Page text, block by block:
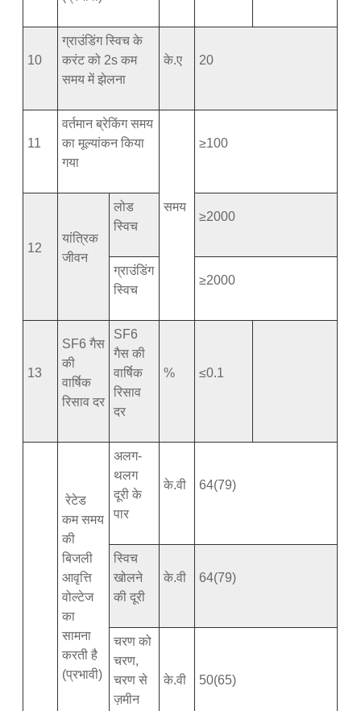
10
ग्राउंडिंग स्विच के
करंट को 2s कम
समय में झेलना
के.ए 20
11
वर्तमान ब्रेकिंग समय
का मूल्यांकन किया
गया
समय
≥100
12
यांत्रिक
जीवन
लोड
स्विच
≥2000
ग्राउंडिंग
स्विच
≥2000
13
SF6 गैस
की
वार्षिक
रिसाव दर
SF6
गैस की
वार्षिक
रिसाव
दर
% ≤0.1
रेटेड
कम समय
की
बिजली
आवृत्ति
वोल्टेज
का
सामना
करती है
(प्रभावी)
अलग-
थलग
दूरी के
पार
के.वी 64(79)
स्विच
खोलने
की दूरी
के.वी 64(79)
चरण को
चरण,
चरण से
ज़मीन
के.वी 50(65)